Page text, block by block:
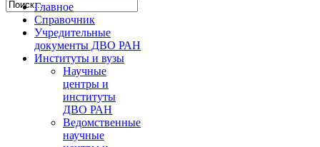
Главное
Справочник
Учредительные
документы ДВО РАН
Институты и вузы
Научные
центры и
институты
ДВО РАН
Ведомственные
научные